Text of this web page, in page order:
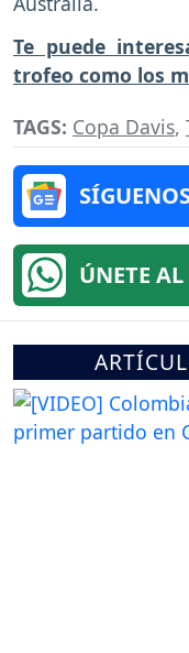
Te puede
trofeo como los
TAGS: Copa Davis,
ÚNETE